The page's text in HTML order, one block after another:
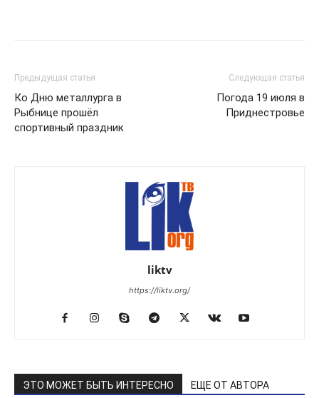
Предыдущая статья
Ко Дню металлурга в
Рыбнице прошёл
спортивный праздник
Следующая статья
Погода 19 июля в
Приднестровье
liktv
https://liktv.org/
ЭТО МОЖЕТ БЫТЬ ИНТЕРЕСНО ЕЩЕ ОТ АВТОРА